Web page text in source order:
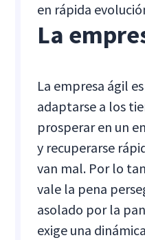
en rápida
La
La empresa ágil
adaptarse a los
prosperar en un
y recuperarse
van mal. Por lo
vale la pena
asolado por la
exige una